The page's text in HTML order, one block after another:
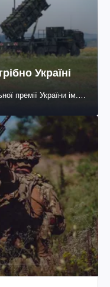
Україні
премії України ім.